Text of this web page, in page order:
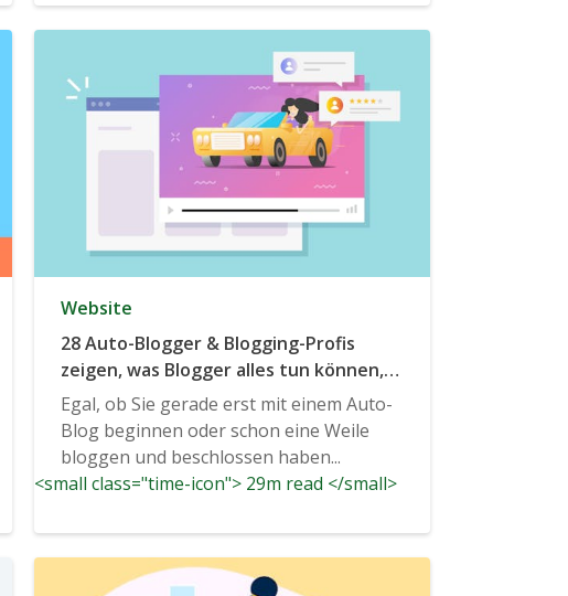
Website
28 Auto-Blogger & Blogging-Profis
zeigen, was Blogger alles tun können,
um ihren Auto-Blog zu vergrößern
Egal, ob Sie gerade erst mit einem Auto-
Blog beginnen oder schon eine Weile
bloggen und beschlossen haben...
<small class="time-icon"> 29m read </small>